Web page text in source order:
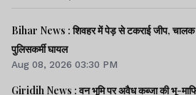
Bihar News : शिवहर में पेड़ से टकराई जीप, चालक
पुलिसकर्मी घायल
Aug 08, 2026 03:30 PM
Giridih News : वन भूमि पर अवैध कब्जा की भू-